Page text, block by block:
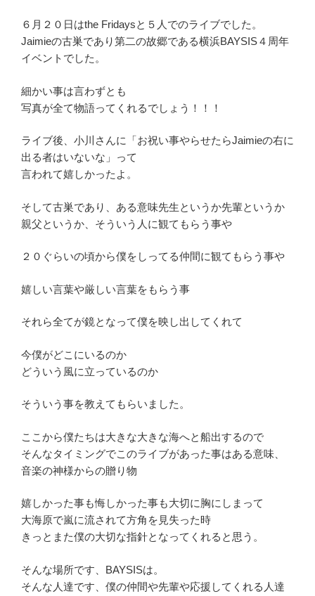
６月２０日はthe Fridaysと５人でのライブでした。
Jaimieの古巣であり第二の故郷である横浜BAYSIS４周年
イベントでした。
細かい事は言わずとも
写真が全て物語ってくれるでしょう！！！
ライブ後、小川さんに「お祝い事やらせたらJaimieの右に
出る者はいないな」って
言われて嬉しかったよ。
そして古巣であり、ある意味先生というか先輩というか
親父というか、そういう人に観てもらう事や
２０ぐらいの頃から僕をしってる仲間に観てもらう事や
嬉しい言葉や厳しい言葉をもらう事
それら全てが鏡となって僕を映し出してくれて
今僕がどこにいるのか
どういう風に立っているのか
そういう事を教えてもらいました。
ここから僕たちは大きな大きな海へと船出するので
そんなタイミングでこのライブがあった事はある意味、
音楽の神様からの贈り物
嬉しかった事も悔しかった事も大切に胸にしまって
大海原で嵐に流されて方角を見失った時
きっとまた僕の大切な指針となってくれると思う。
そんな場所です、BAYSISは。
そんな人達です、僕の仲間や先輩や応援してくれる人達